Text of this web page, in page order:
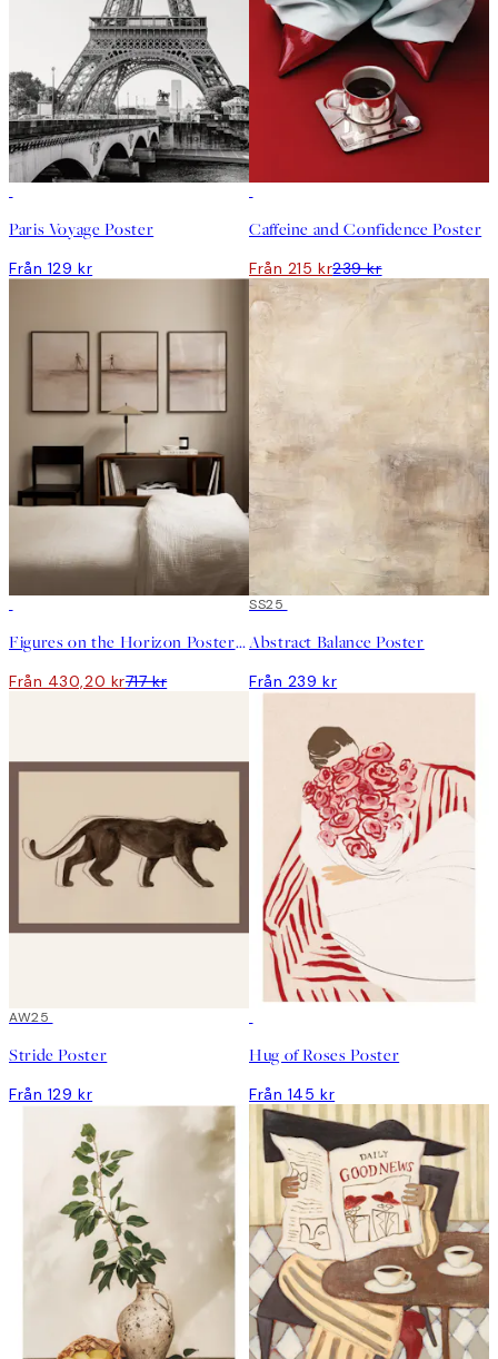
Paris Voyage Poster
Från 129 kr
Caffeine and Confidence Poster
Från 215 kr239 kr
Figures on the Horizon Posterpaket
Från 430,20 kr717 kr
SS25
Abstract Balance Poster
Från 239 kr
AW25
Stride Poster
Från 129 kr
Hug of Roses Poster
Från 145 kr